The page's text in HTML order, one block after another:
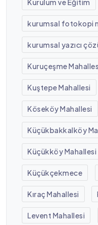
kurumsal fotokopi
kurumsal yazıcı
Kuruçeşme
Kuştepe Mahallesi
Köseköy Mahallesi
Küçükbakkalköy
Küçükköy Mahallesi
Küçükçekmece
Kıraç Mahallesi
Levent Mahallesi